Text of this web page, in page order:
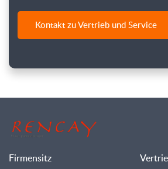
Kontakt zu Vertrieb und Service
Firmensitz